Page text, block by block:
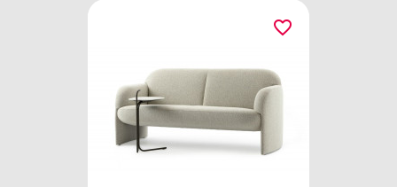
favorite_border